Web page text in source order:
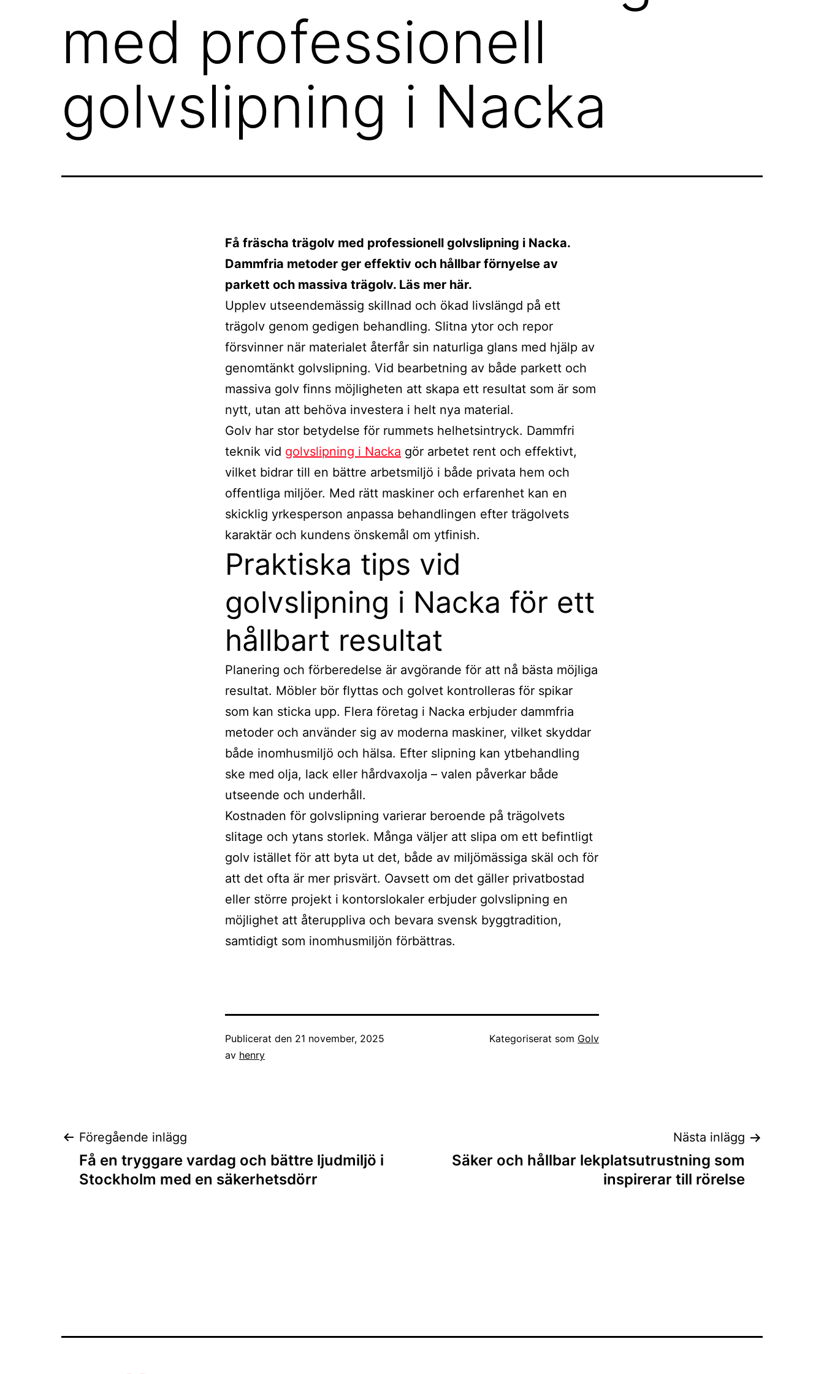
med professionell
golvslipning i Nacka
Få fräscha trägolv med professionell golvslipning i Nacka.
Dammfria metoder ger effektiv och hållbar förnyelse av
parkett och massiva trägolv. Läs mer här.
Upplev utseendemässig skillnad och ökad livslängd på ett
trägolv genom gedigen behandling. Slitna ytor och repor
försvinner när materialet återfår sin naturliga glans med hjälp av
genomtänkt golvslipning. Vid bearbetning av både parkett och
massiva golv finns möjligheten att skapa ett resultat som är som
nytt, utan att behöva investera i helt nya material.
Golv har stor betydelse för rummets helhetsintryck. Dammfri
teknik vid golvslipning i Nacka gör arbetet rent och effektivt,
vilket bidrar till en bättre arbetsmiljö i både privata hem och
offentliga miljöer. Med rätt maskiner och erfarenhet kan en
skicklig yrkesperson anpassa behandlingen efter trägolvets
karaktär och kundens önskemål om ytfinish.
Praktiska tips vid
golvslipning i Nacka för ett
hållbart resultat
Planering och förberedelse är avgörande för att nå bästa möjliga
resultat. Möbler bör flyttas och golvet kontrolleras för spikar
som kan sticka upp. Flera företag i Nacka erbjuder dammfria
metoder och använder sig av moderna maskiner, vilket skyddar
både inomhusmiljö och hälsa. Efter slipning kan ytbehandling
ske med olja, lack eller hårdvaxolja – valen påverkar både
utseende och underhåll.
Kostnaden för golvslipning varierar beroende på trägolvets
slitage och ytans storlek. Många väljer att slipa om ett befintligt
golv istället för att byta ut det, både av miljömässiga skäl och för
att det ofta är mer prisvärt. Oavsett om det gäller privatbostad
eller större projekt i kontorslokaler erbjuder golvslipning en
möjlighet att återuppliva och bevara svensk byggtradition,
samtidigt som inomhusmiljön förbättras.
Publicerat den 21 november, 2025
av henry
Kategoriserat som Golv
Inläggsnavigering
Föregående inlägg
Få en tryggare vardag och bättre ljudmiljö i
Stockholm med en säkerhetsdörr
Nästa inlägg
Säker och hållbar lekplatsutrustning som
inspirerar till rörelse